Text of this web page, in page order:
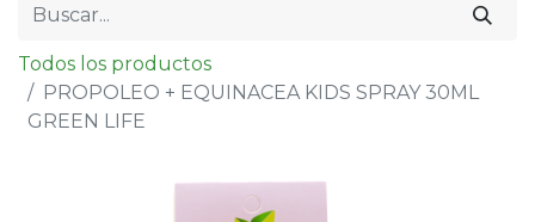
Todos los productos
PROPOLEO + EQUINACEA KIDS SPRAY 30ML
GREEN LIFE